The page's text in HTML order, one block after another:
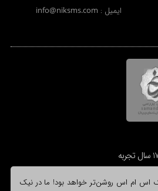
ایمیل : info@niksms.com
اس ام اس روشن‌تر خواهد بود! ما در نیک